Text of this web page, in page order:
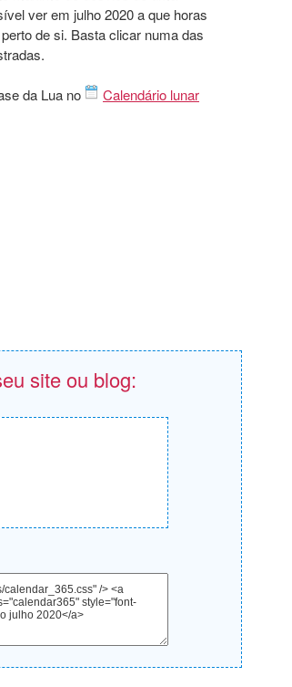
ver em julho 2020 a que horas
de si. Basta clicar numa das
da Lua no
Calendário lunar
site ou blog: